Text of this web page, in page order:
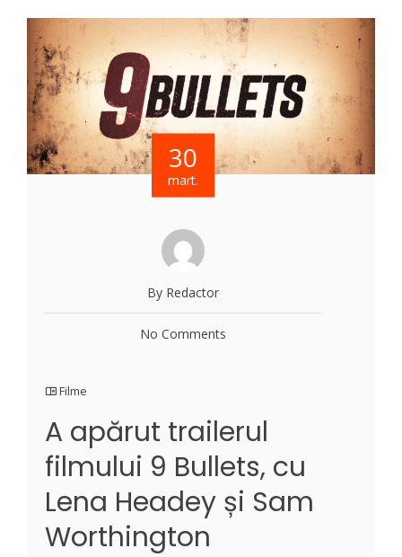
30
mart.
By Redactor
No Comments
Filme
A apărut trailerul
filmului 9 Bullets, cu
Lena Headey și Sam
Worthington